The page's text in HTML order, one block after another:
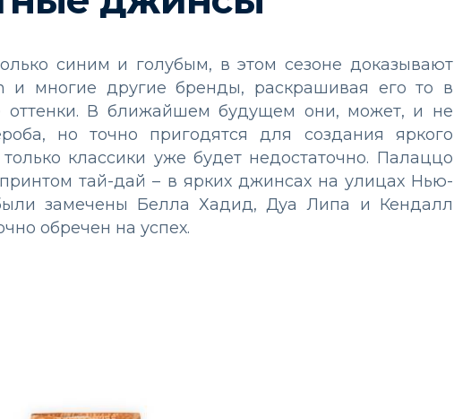
синим и голубым, в этом сезоне доказывают
и многие другие бренды, раскрашивая его то в
оттенки. В ближайшем будущем они, может, и не
но точно пригодятся для создания яркого
классики уже будет недостаточно. Палаццо
тай-дай – в ярких джинсах на улицах Нью-
замечены Белла Хадид, Дуа Липа и Кендалл
обречен на успех.